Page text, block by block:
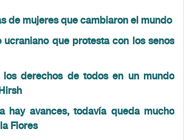
de mujeres que cambiaron el mundo
ucraniano que protesta con los senos
derechos de todos en un mundo
hay avances, todavía queda mucho
Flores